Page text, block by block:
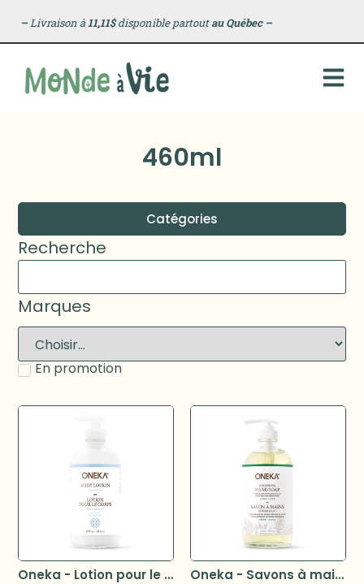
–Livraison à11,11$disponible partoutau Québec –
460ml
Catégories
Recherche
Marques
En promotion
Oneka - Lotion pour le corps
Oneka - Savons à mains